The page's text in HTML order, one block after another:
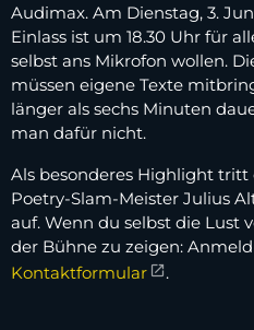
Audimax. Am Dienstag, 3.
Einlass ist um 18.30 Uhr für
selbst ans Mikrofon wollen.
müssen eigene Texte
länger als sechs Minuten
man dafür nicht.
Als besonderes Highlight
Poetry-Slam-Meister Julius
auf. Wenn du selbst die Lust
der Bühne zu zeigen:
Kontaktformular
.